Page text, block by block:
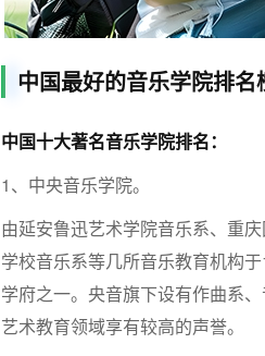
中国最好的音乐学院排名
中国十大著名音乐学院排名：
1、中央音乐学院。
由延安鲁迅艺术学院音乐系、重
学校音乐系等几所音乐教育机构
学府之一。央音旗下设有作曲系
艺术教育领域享有较高的声誉。